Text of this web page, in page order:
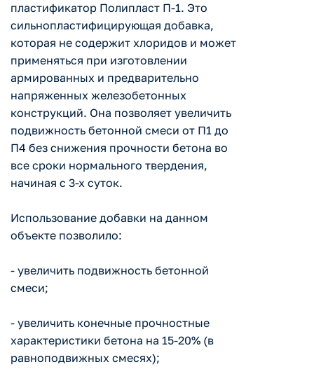
пластификатор Полипласт П-1. Это
сильнопластифицирующая добавка,
которая не содержит хлоридов и может
применяться при изготовлении
армированных и предварительно
напряженных железобетонных
конструкций. Она позволяет увеличить
подвижность бетонной смеси от П1 до
П4 без снижения прочности бетона во
все сроки нормального твердения,
начиная с 3-х суток.
Использование добавки на данном
объекте позволило:
- увеличить подвижность бетонной
смеси;
- увеличить конечные прочностные
характеристики бетона на 15-20% (в
равноподвижных смесях);